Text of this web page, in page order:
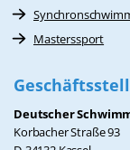
Masterssport
Deutscher
Korbacher Straße 93